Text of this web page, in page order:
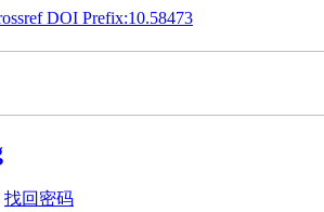
DOI Prefix:10.58473
找回密码